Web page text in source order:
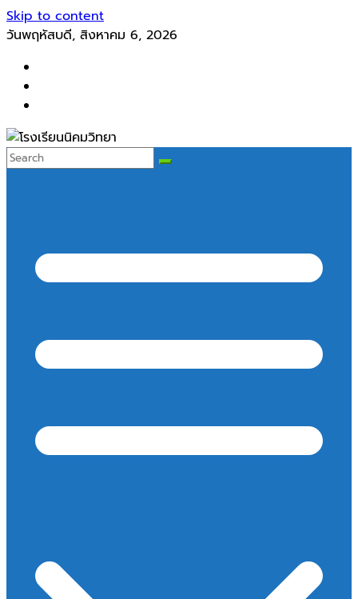
Skip to content
วันพฤหัสบดี, สิงหาคม 6, 2026